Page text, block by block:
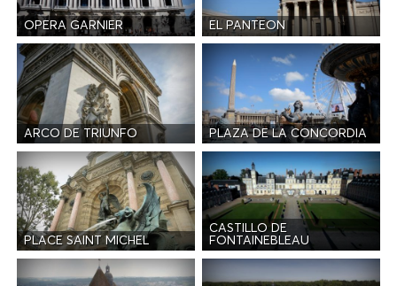
OPERA GARNIER EL PANTEON
ARCO DE TRIUNFO PLAZA DE LA CONCORDIA
PLACE SAINT MICHEL
CASTILLO DE
FONTAINEBLEAU